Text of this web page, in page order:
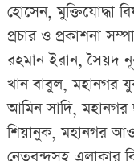
হোসেন, মুক্তিযোদ্ধা
প্রচার ও প্রকাশনা
রহমান ইরান,
খান বাবুল, মহানগর
আমিন সাদি,
শিয়ানুক, মহানগর